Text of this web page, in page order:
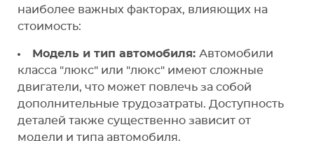
наиболее важных факторах, влияющих на
стоимость:
Модель и тип автомобиля: Автомобили
класса "люкс" или "люкс" имеют сложные
двигатели, что может повлечь за собой
дополнительные трудозатраты. Доступность
деталей также существенно зависит от
модели и типа автомобиля.